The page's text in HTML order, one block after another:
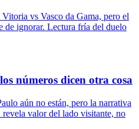
Vitoria vs Vasco da Gama, pero el
de ignorar. Lectura fría del duelo
números dicen otra cosa
aún no están, pero la narrativa
valor del lado visitante, no